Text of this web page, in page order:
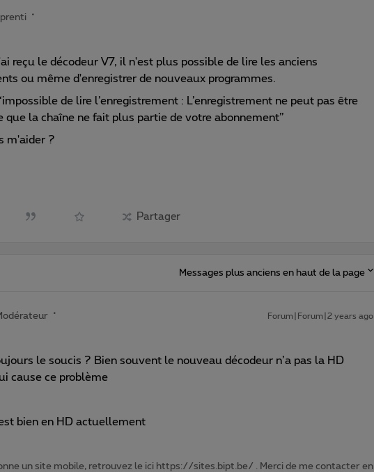
reçu le décodeur V7, il n'est plus possible de lire les anciens
ou même d'enregistrer de nouveaux programmes.
de lire l’enregistrement : L’enregistrement ne peut pas être
que la chaîne ne fait plus partie de votre abonnement”
m'aider ?
Partager
Messages plus anciens en haut de la page
Forum|Forum|2 years ago
le soucis ? Bien souvent le nouveau décodeur n’a pas la HD
cause ce problème
bien en HD actuellement
un site mobile, retrouvez le ici https://sites.bipt.be/ . Merci de me contacter en